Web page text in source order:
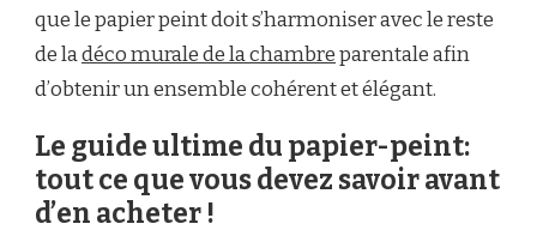
que le papier peint doit s’harmoniser avec le reste
de ladéco murale de la chambreparentale afin
d’obtenir un ensemble cohérent et élégant.
Le guide ultime du papier-peint:
tout ce que vous devez savoir avant
d’en acheter !